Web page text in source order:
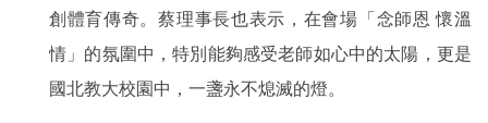
創體育傳奇。蔡理事長也表示，在會場「念師恩 懷溫
情」的氛圍中，特別能夠感受老師如心中的太陽，更是
國北教大校園中，一盞永不熄滅的燈。